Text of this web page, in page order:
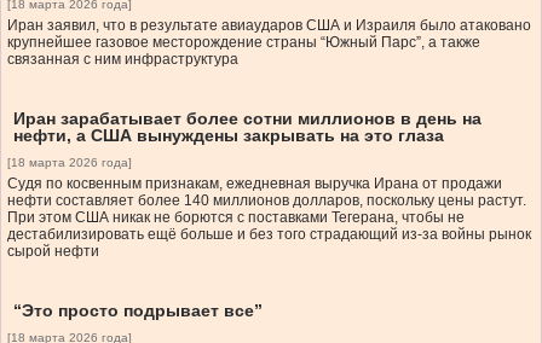
[18 марта 2026 года]
Иран заявил, что в результате авиаударов США и Израиля было атаковано
крупнейшее газовое месторождение страны “Южный Парс”, а также
связанная с ним инфраструктура
Иран зарабатывает более сотни миллионов в день на
нефти, а США вынуждены закрывать на это глаза
[18 марта 2026 года]
Судя по косвенным признакам, ежедневная выручка Ирана от продажи
нефти составляет более 140 миллионов долларов, поскольку цены растут.
При этом США никак не борются с поставками Тегерана, чтобы не
дестабилизировать ещё больше и без того страдающий из-за войны рынок
сырой нефти
“Это просто подрывает все”
[18 марта 2026 года]